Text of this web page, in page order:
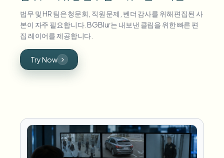
법무 및 HR 팀은 청문회, 직원 문제, 벤더 감사를 위해 편집된 사
본이 자주 필요합니다. BGBlur는 내보낸 클립을 위한 빠른 편
집 레이어를 제공합니다.
Try Now